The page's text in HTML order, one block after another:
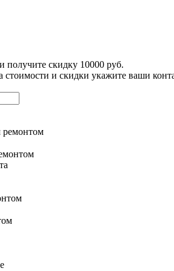
получите скидку 10000 руб.
стоимости и скидки укажите ваши